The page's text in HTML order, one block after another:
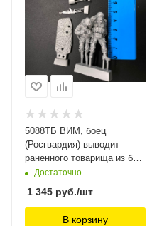
5088ТБ ВИМ, боец
(Росгвардия) выводит
раненного товарища из боя
Три Богатыря,
Достаточно
1 345 руб./шт
В корзину